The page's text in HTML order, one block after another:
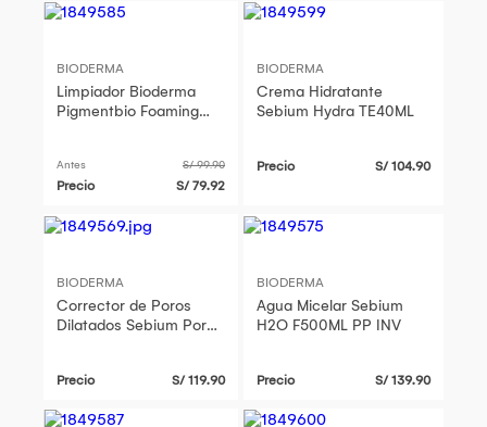
BIODERMA
Limpiador Bioderma
Pigmentbio Foaming
Antes S/ 99.90
Precio S/ 79.92
BIODERMA
Crema Hidratante
Sebium Hydra TE40ML
Precio S/ 104.90
BIODERMA
Corrector de Poros
Dilatados Sebium Pore
Precio S/ 119.90
BIODERMA
Agua Micelar Sebium
H2O F500ML PP INV
Precio S/ 139.90